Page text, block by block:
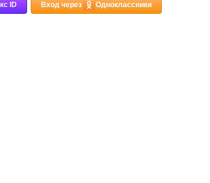
ID Вход через Одноклассники